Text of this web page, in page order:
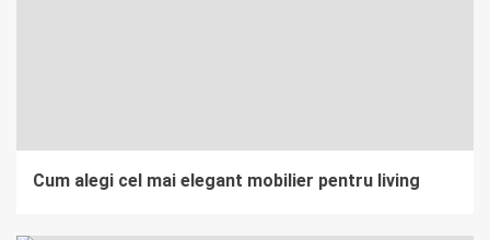
Cum alegi cel mai elegant mobilier pentru living